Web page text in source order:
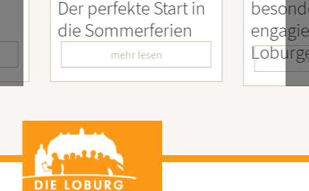
besonders
engagierter
LoburgerInnen
mehr lesen
–